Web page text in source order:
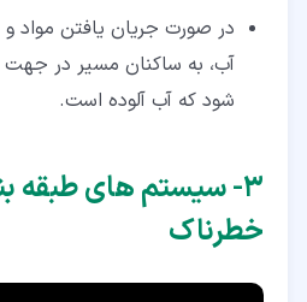
در صورت جریان یافتن مواد و
آب، به ساکنان مسیر در جهت
شود که آب آلوده است.
۳‏- سیستم های طبقه
خطرناک